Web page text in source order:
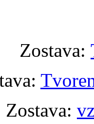
Zostava:
Zostava: